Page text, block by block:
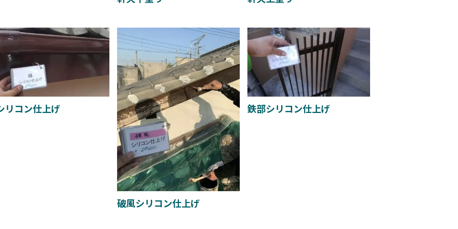
リコン仕上げ
破風シリコン仕上げ
鉄部シリコン仕上げ